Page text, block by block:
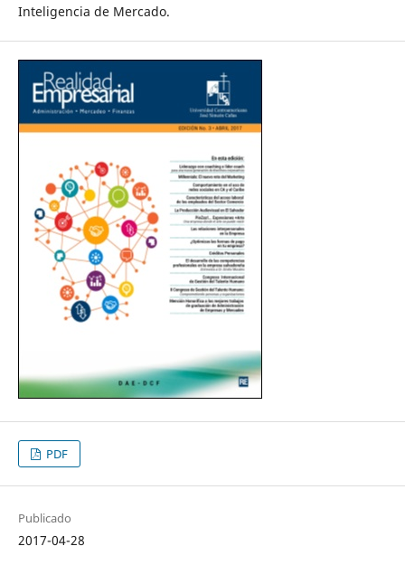
Inteligencia de Mercado.
PDF
Publicado
2017-04-28